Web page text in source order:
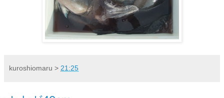
kuroshiomaru > 21:25